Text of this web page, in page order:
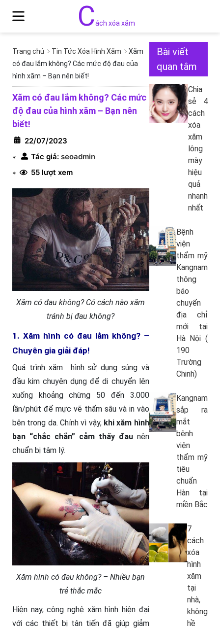
Cách xóa xăm
Trang chủ Tin Tức Xóa Hình Xăm
Xăm
có đau lắm không? Các mức độ đau của
hình xăm – Bạn nên biết!
Xăm có đau lắm không? Các mức
độ đau của hình xăm – Bạn nên
biết!
22/07/2023
*
Tác giả: seoadmin
*
55 lượt xem
Xăm có đau không? Có cách nào xăm
tránh bị đau không?
1. Xăm hình có đau lắm không? –
Chuyên gia giải đáp!
Quá trình xăm hình sử dụng súng và
đầu kim chuyên dụng để di chuyển lên
xuống khoảng chừng 50 đến 3.000
lần/phút để mực vẽ thấm sâu và in vào
bên trong da. Chính vì vậy, khi xăm hình
bạn “chắc chắn” cảm thấy đaunên
chuẩn bị tâm lý.
Xăm hình có đau không? – Nhiều bạn
trẻ thắc mắc
Hiện nay, công nghệ xăm hình hiện đại
với các thiết bị tân tiến đã giúp giảm
Bài viết
quan tâm
Chia
sẻ 4
cách
xóa
xăm
lông
mày
hiệu
quả
nhanh
nhất
Bệnh
viện
thẩm mỹ
Kangnam
thông
báo
chuyển
địa chỉ
mới tại
Hà Nội (
190
Trường
Chinh)
Kangnam
sắp ra
mắt
bệnh
viện
thẩm mỹ
tiêu
chuẩn
Hàn tại
miền Bắc
7
cách
xóa
hình
xăm
tại
nhà,
không
hề